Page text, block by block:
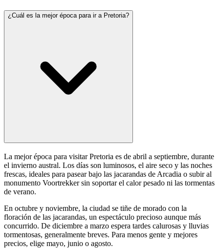
¿Cuál es la mejor época para ir a Pretoria?
La mejor época para visitar Pretoria es de abril a septiembre, durante
el invierno austral. Los días son luminosos, el aire seco y las noches
frescas, ideales para pasear bajo las jacarandas de Arcadia o subir al
monumento Voortrekker sin soportar el calor pesado ni las tormentas
de verano.
En octubre y noviembre, la ciudad se tiñe de morado con la
floración de las jacarandas, un espectáculo precioso aunque más
concurrido. De diciembre a marzo espera tardes calurosas y lluvias
tormentosas, generalmente breves. Para menos gente y mejores
precios, elige mayo, junio o agosto.